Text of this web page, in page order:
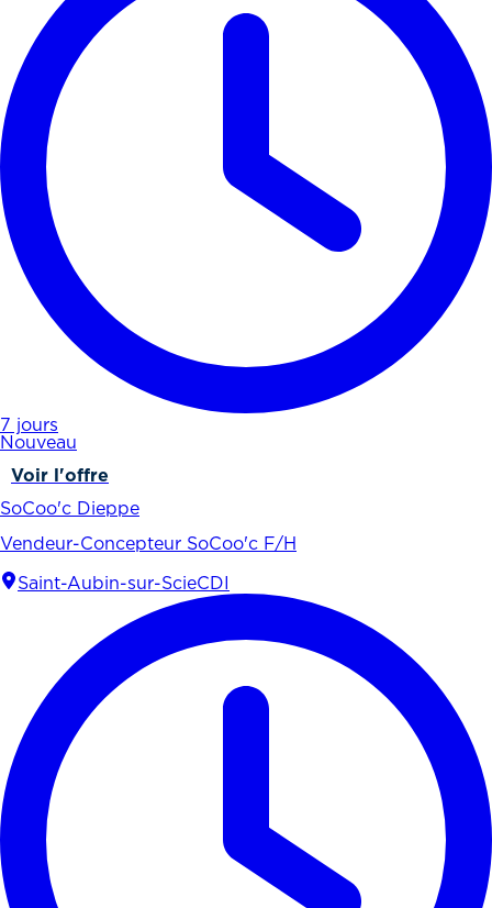
7 jours
Nouveau
Voir l'offre
SoCoo'c Dieppe
Vendeur-Concepteur SoCoo'c F/H
Saint-Aubin-sur-ScieCDI